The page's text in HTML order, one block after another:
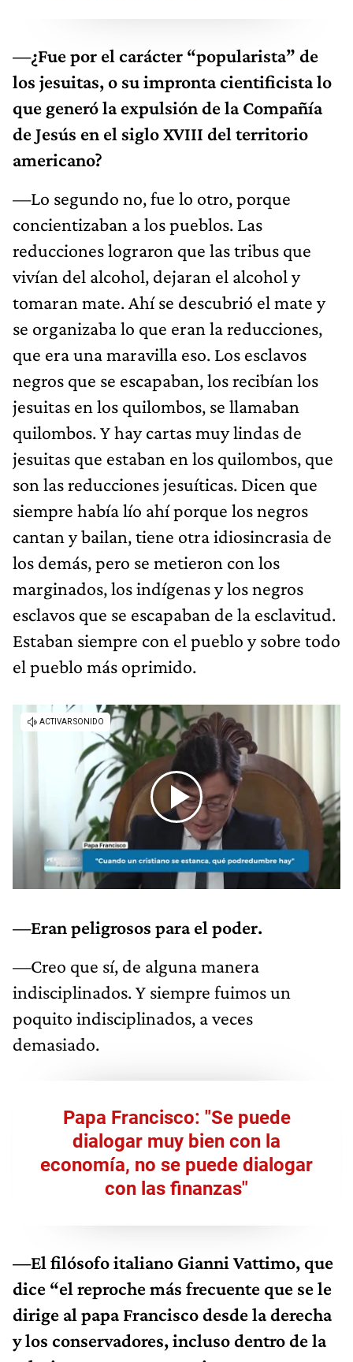
—¿Fue por el carácter “popularista” de
los jesuitas, o su impronta cientificista lo
que generó la expulsión de la Compañía
de Jesús en el siglo XVIII del territorio
americano?
—Lo segundo no, fue lo otro, porque
concientizaban a los pueblos. Las
reducciones lograron que las tribus que
vivían del alcohol, dejaran el alcohol y
tomaran mate. Ahí se descubrió el mate y
se organizaba lo que eran la reducciones,
que era una maravilla eso. Los esclavos
negros que se escapaban, los recibían los
jesuitas en los quilombos, se llamaban
quilombos. Y hay cartas muy lindas de
jesuitas que estaban en los quilombos, que
son las reducciones jesuíticas. Dicen que
siempre había lío ahí porque los negros
cantan y bailan, tiene otra idiosincrasia de
los demás, pero se metieron con los
marginados, los indígenas y los negros
esclavos que se escapaban de la esclavitud.
Estaban siempre con el pueblo y sobre todo
el pueblo más oprimido.
—Eran peligrosos para el poder.
—Creo que sí, de alguna manera
indisciplinados. Y siempre fuimos un
poquito indisciplinados, a veces
demasiado.
Papa Francisco: "Se puede
dialogar muy bien con la
economía, no se puede dialogar
con las finanzas"
—El filósofo italiano Gianni Vattimo, que
dice “el reproche más frecuente que se le
dirige al papa Francisco desde la derecha
y los conservadores, incluso dentro de la